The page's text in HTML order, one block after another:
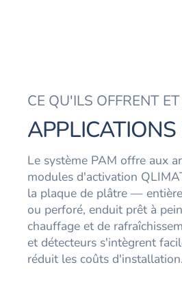
CE QU'ILS OFFRENT
Le système PAM offre aux
modules d'activation
la plaque de plâtre —
ou perforé, enduit prêt à
chauffage et de
et détecteurs s'intègrent
réduit les coûts d'installation.